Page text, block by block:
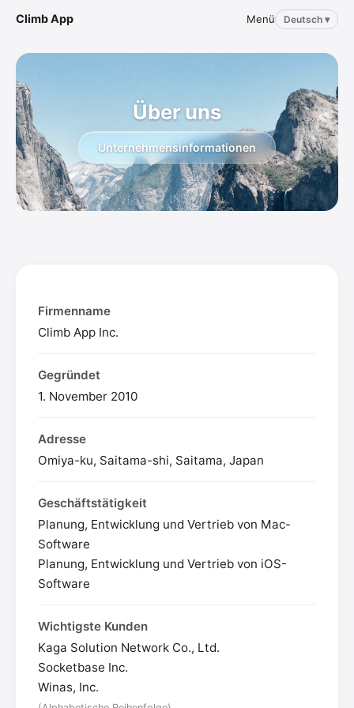
Climb App Menü Deutsch ▾
Über uns
Unternehmensinformationen
Firmenname
Climb App Inc.
Gegründet
1. November 2010
Adresse
Omiya-ku, Saitama-shi, Saitama, Japan
Geschäftstätigkeit
Planung, Entwicklung und Vertrieb von Mac-
Software
Planung, Entwicklung und Vertrieb von iOS-
Software
Wichtigste Kunden
Kaga Solution Network Co., Ltd.
Socketbase Inc.
Winas, Inc.